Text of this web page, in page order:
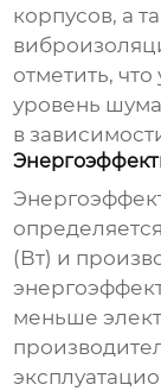
корпусов, а
отметить,
уровень
в
(Вт) и
меньше